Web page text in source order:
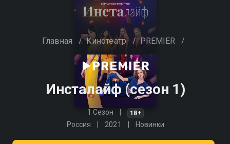
Главная / Кинотеатр / PREMIER /
Инсталайф (сезон 1)
1 Сезон 18+
Россия 2021 Новинки